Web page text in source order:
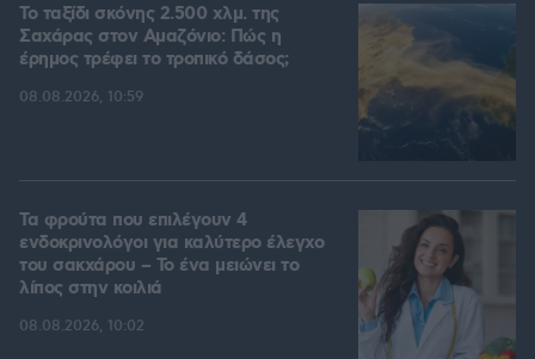
Το ταξίδι σκόνης 2.500 χλμ. της
Σαχάρας στον Αμαζόνιο: Πώς η
έρημος τρέφει το τροπικό δάσος;
08.08.2026, 10:59
Τα φρούτα που επιλέγουν 4
ενδοκρινολόγοι για καλύτερο έλεγχο
του σακχάρου – Το ένα μειώνει το
λίπος στην κοιλιά
08.08.2026, 10:02